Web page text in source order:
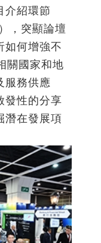
介紹環節
，突顯論壇
如何增強不
關國家和地
服務供應
發性的分享
潛在發展項